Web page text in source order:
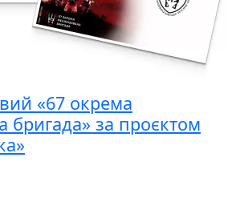
«67 окрема
бригада» за проєктом